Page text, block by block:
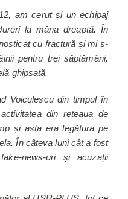
am cerut și un echipaj
la mâna dreaptă. În
cu fractură și mi s-
pentru trei săptămâni.
ghipsată.
Voiculescu din timpul în
din rețeaua de
și asta era legătura pe
În câteva luni cât a fost
news-uri și acuzații